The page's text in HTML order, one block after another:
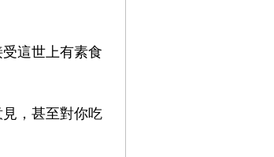
這世上有素食
，甚至對你吃